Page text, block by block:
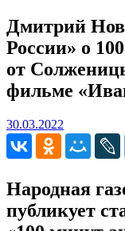
Дмитрий
России» о
от
фильме
30.03.2022
Народная
публикует